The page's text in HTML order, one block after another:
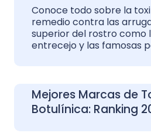
Conoce todo sobre la
remedio contra las
superior del rostro como
entrecejo y las famosas
Mejores Marcas de
Botulínica: Ranking